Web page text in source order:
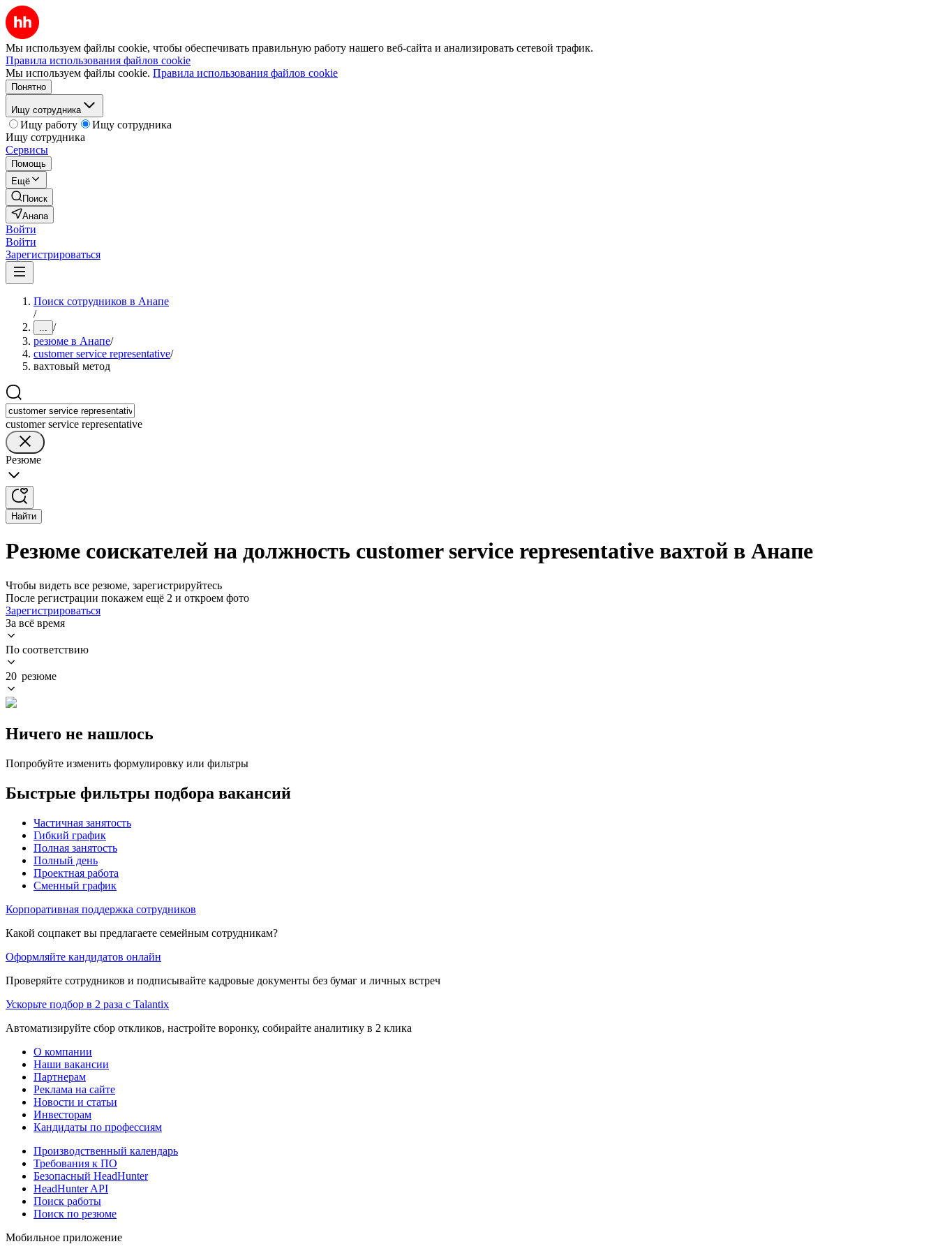
Мы используем файлы cookie, чтобы обеспечивать правильную работу нашего веб-сайта и анализировать сетевой трафик.
Правила использования файлов cookie
Мы используем файлы cookie. Правила использования файлов cookie
Понятно
Ищу сотрудника
Ищу работу
Ищу сотрудника
Ищу сотрудника
Сервисы
Помощь
Ещё
Поиск
Анапа
Войти
Войти
Зарегистрироваться
Поиск сотрудников в Анапе
/
... /
резюме в Анапе/
customer service representative/
вахтовый метод
customer service representative
Резюме
Найти
Резюме соискателей на должность customer service representative вахтой в Анапе
Чтобы видеть все резюме, зарегистрируйтесь
После регистрации покажем ещё 2 и откроем фото
Зарегистрироваться
За всё время
По соответствию
20 резюме
Ничего не нашлось
Попробуйте изменить формулировку или фильтры
Быстрые фильтры подбора вакансий
Частичная занятость
Гибкий график
Полная занятость
Полный день
Проектная работа
Сменный график
Корпоративная поддержка сотрудников
Какой соцпакет вы предлагаете семейным сотрудникам?
Оформляйте кандидатов онлайн
Проверяйте сотрудников и подписывайте кадровые документы без бумаг и личных встреч
Ускорьте подбор в 2 раза с Talantix
Автоматизируйте сбор откликов, настройте воронку, собирайте аналитику в 2 клика
О компании
Наши вакансии
Партнерам
Реклама на сайте
Новости и статьи
Инвесторам
Кандидаты по профессиям
Производственный календарь
Требования к ПО
Безопасный HeadHunter
HeadHunter API
Поиск работы
Поиск по резюме
Мобильное приложение